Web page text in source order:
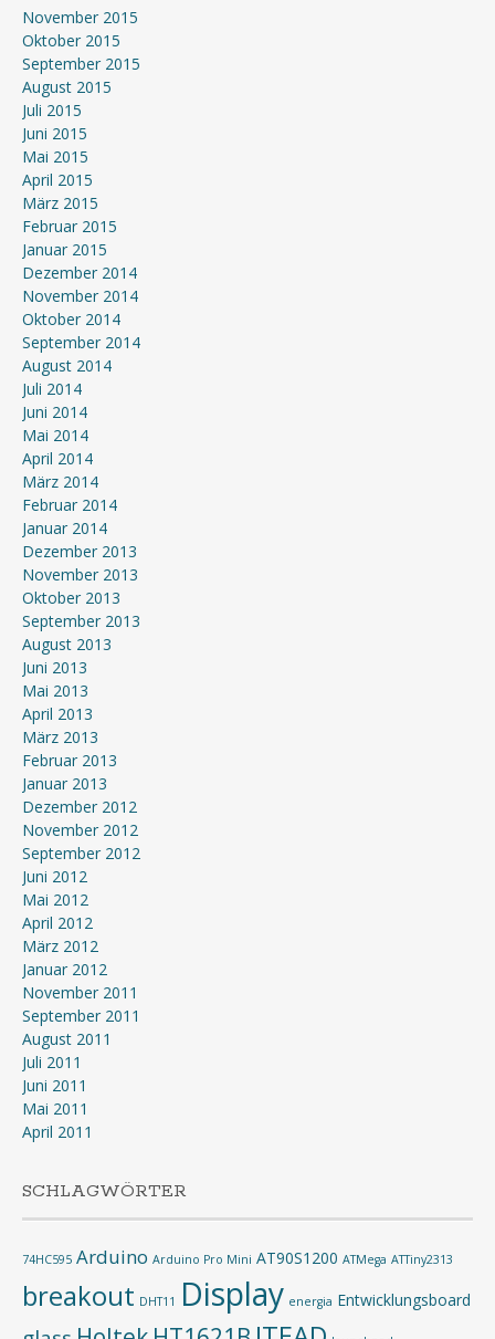
November 2015
Oktober 2015
September 2015
August 2015
Juli 2015
Juni 2015
Mai 2015
April 2015
März 2015
Februar 2015
Januar 2015
Dezember 2014
November 2014
Oktober 2014
September 2014
August 2014
Juli 2014
Juni 2014
Mai 2014
April 2014
März 2014
Februar 2014
Januar 2014
Dezember 2013
November 2013
Oktober 2013
September 2013
August 2013
Juni 2013
Mai 2013
April 2013
März 2013
Februar 2013
Januar 2013
Dezember 2012
November 2012
September 2012
Juni 2012
Mai 2012
April 2012
März 2012
Januar 2012
November 2011
September 2011
August 2011
Juli 2011
Juni 2011
Mai 2011
April 2011
SCHLAGWÖRTER
74HC595 Arduino Arduino Pro Mini AT90S1200 ATMega ATTiny2313
breakout DHT11 Display energia Entwicklungsboard